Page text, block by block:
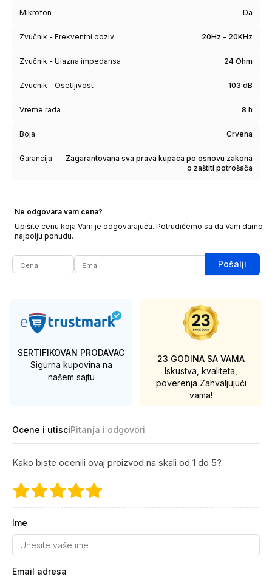
Mikrofon Da
Zvučnik - Frekventni odziv 20Hz - 20KHz
Zvučnik - Ulazna impedansa 24 Ohm
Zvucnik - Osetljivost 103 dB
Vreme rada 8 h
Boja Crvena
Garancija
Zagarantovana sva prava kupaca po osnovu zakona
o zaštiti potrošača
Ne odgovara vam cena?
Upišite cenu koja Vam je odgovarajuća. Potrudićemo sa da Vam damo
najbolju ponudu.
Pošalji
SERTIFIKOVAN PRODAVAC
Sigurna kupovina na
našem sajtu
23 GODINA SA VAMA
Iskustva, kvaliteta,
poverenja Zahvaljujući
vama!
Ocene i utisciPitanja i odgovori
Kako biste ocenili ovaj proizvod na skali od 1 do 5?
Ime
Email adresa